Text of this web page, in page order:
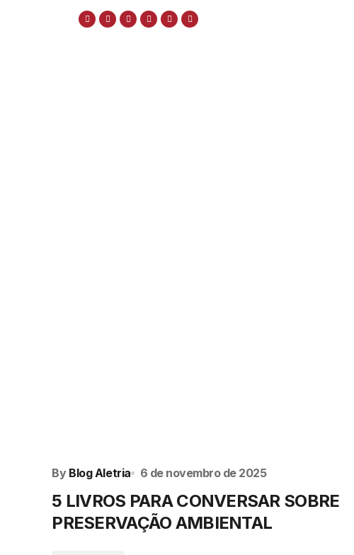
By Blog Aletria 6 de novembro de 2025
5 LIVROS PARA CONVERSAR SOBRE
PRESERVAÇÃO AMBIENTAL